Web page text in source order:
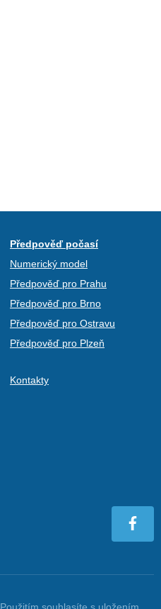
Předpověď počasí
Numerický model
Předpověď pro Prahu
Předpověď pro Brno
Předpověď pro Ostravu
Předpověď pro Plzeň
Kontakty
Použitím souhlasíte s uložením